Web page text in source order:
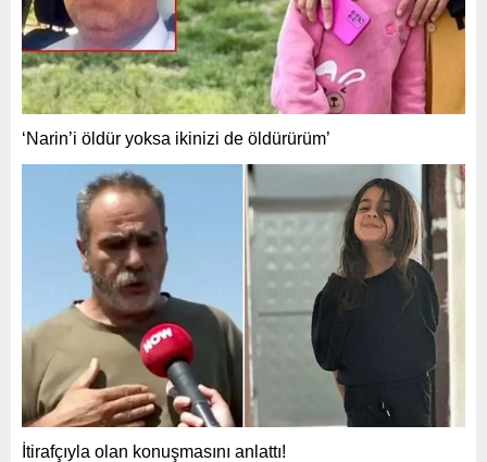
‘Narin’i öldür yoksa ikinizi de öldürürüm’
İtirafçıyla olan konuşmasını anlattı!